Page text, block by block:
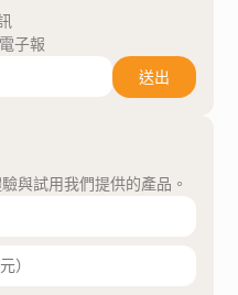
子報
送出
與試用我們提供的產品。